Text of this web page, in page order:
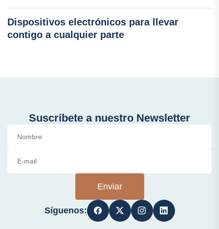
Dispositivos electrónicos para llevar
contigo a cualquier parte
Suscríbete a nuestro Newsletter
Enviar
Síguenos: